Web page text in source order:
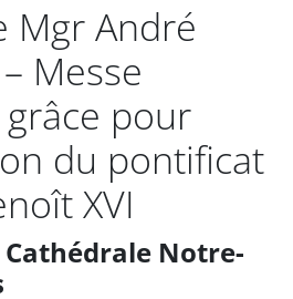
Mgr André
Messe
grâce pour
du pontificat
XVI
Cathédrale Notre-